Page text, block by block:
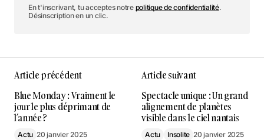
En t'inscrivant, tu acceptes notre politique de confidentialité.
Désinscription en un clic.
Article précédent
Blue Monday : Vraiment le
jour le plus déprimant de
l’année ?
Actu 20 janvier 2025
Article suivant
Spectacle unique : Un grand
alignement de planètes
visible dans le ciel nantais
Actu Insolite 20 janvier 2025